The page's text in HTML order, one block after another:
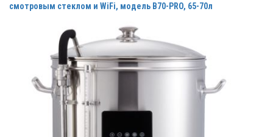
смотровым стеклом и WiFi, модель B70-PRO, 65-70л